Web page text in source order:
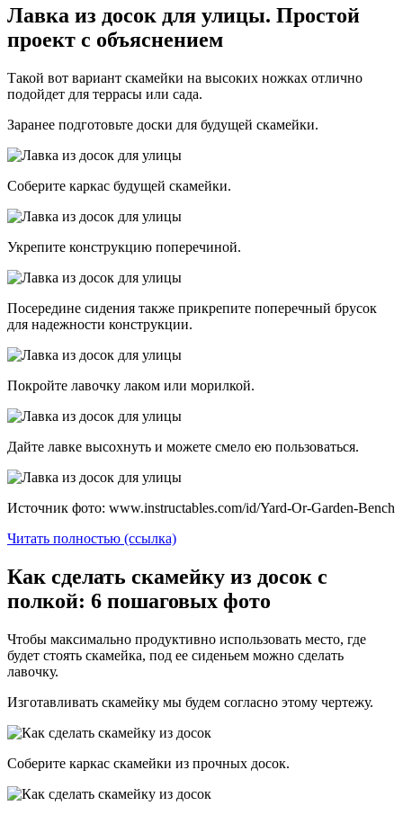
Лавка из досок для улицы. Простой
проект с объяснением
Такой вот вариант скамейки на высоких ножках отлично
подойдет для террасы или сада.
Заранее подготовьте доски для будущей скамейки.
Соберите каркас будущей скамейки.
Укрепите конструкцию поперечиной.
Посередине сидения также прикрепите поперечный брусок
для надежности конструкции.
Покройте лавочку лаком или морилкой.
Дайте лавке высохнуть и можете смело ею пользоваться.
Источник фото: www.instructables.com/id/Yard-Or-Garden-Bench
Читать полностью (ссылка)
Как сделать скамейку из досок с
полкой: 6 пошаговых фото
Чтобы максимально продуктивно использовать место, где
будет стоять скамейка, под ее сиденьем можно сделать
лавочку.
Изготавливать скамейку мы будем согласно этому чертежу.
Соберите каркас скамейки из прочных досок.